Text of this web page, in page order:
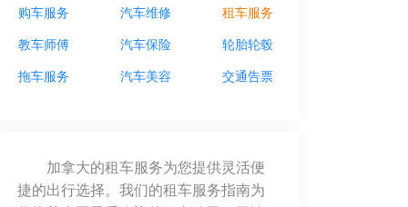
购车服务 汽车维修 租车服务
教车师傅 汽车保险 轮胎轮毂
拖车服务 汽车美容 交通告票
加拿大的租车服务为您提供灵活便
捷的出行选择。我们的租车服务指南为